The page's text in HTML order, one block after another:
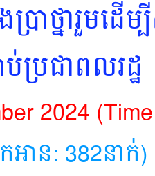
ថ្នារួមដើម្
ប្រជាពលរដ្ឋ
2024
ាន: 382នាក់)